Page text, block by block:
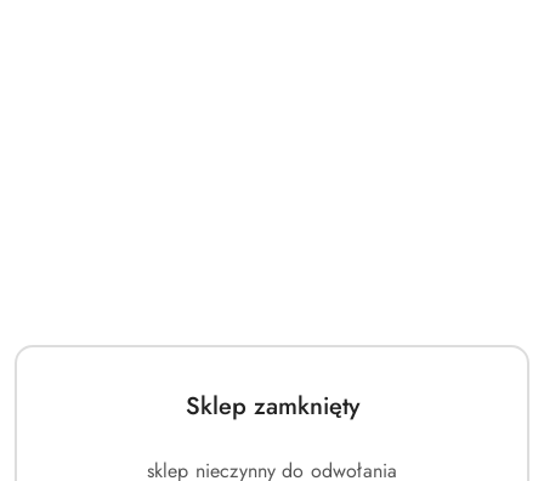
Sklep zamknięty
sklep nieczynny do odwołania